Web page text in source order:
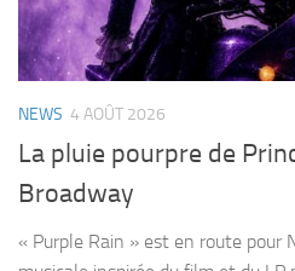
NEWS 4 AOÛT 2026
La pluie pourpre de
Broadway
« Purple Rain » est en route pour